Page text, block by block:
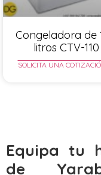
Congeladora de
litros CTV-110
SOLICITA UNA
Equipa tu
de